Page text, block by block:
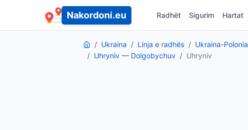
Nakordoni.eu Radhët Sigurim Hartat
Ukraina Linja e radhës
Ukraina-Polonia
Uhryniv — Dolgobychuv
Uhryniv